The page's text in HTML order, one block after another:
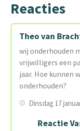
Reacties
Theo van
wij onderhouden
vrijwilligers een
jaar. Hoe kunnen
onderhouden?
Dinsdag 17
Reactie